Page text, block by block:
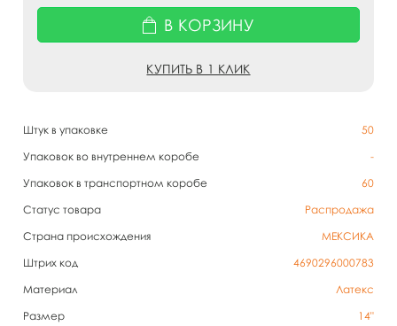
Штук в упаковке
50
Упаковок во внутреннем коробе
-
Упаковок в транспортном коробе
60
Статус товара
Распродажа
Страна происхождения
МЕКСИКА
Штрих код
4690296000783
Материал
Латекс
Размер
14"
В КОРЗИНУ
КУПИТЬ В 1 КЛИК